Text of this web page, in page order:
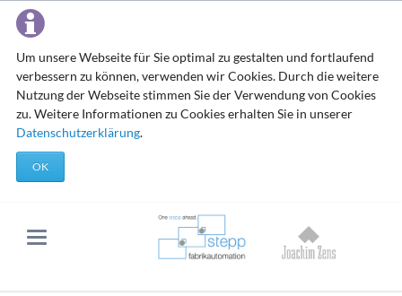
Um unsere Webseite für Sie optimal zu gestalten und fortlaufend
verbessern zu können, verwenden wir Cookies. Durch die weitere
Nutzung der Webseite stimmen Sie der Verwendung von Cookies
zu. Weitere Informationen zu Cookies erhalten Sie in unserer
Datenschutzerklärung.
OK